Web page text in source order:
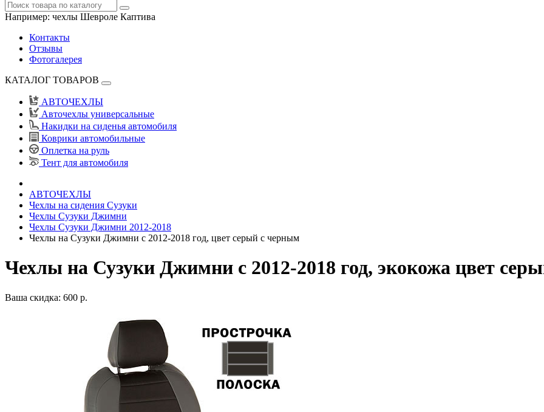
Например: чехлы Шевроле Каптива
Контакты
Отзывы
Фотогалерея
КАТАЛОГ ТОВАРОВ
АВТОЧЕХЛЫ
Авточехлы универсальные
Накидки на сиденья автомобиля
Коврики автомобильные
Оплетка на руль
Тент для автомобиля
АВТОЧЕХЛЫ
Чехлы на сидения Сузуки
Чехлы Сузуки Джимни
Чехлы Сузуки Джимни 2012-2018
Чехлы на Сузуки Джимни с 2012-2018 год, цвет серый с черным
Чехлы на Сузуки Джимни с 2012-2018 год, экокожа цвет
Ваша скидка: 600 р.